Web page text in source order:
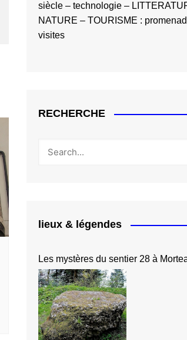
siècle – technologie –
NATURE – TOURISME :
visites
RECHERCHE
lieux & légendes
Les mystères du sentier 28 à